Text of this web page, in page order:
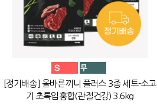
[정기배송] 올바른끼니 플러스 3종 세트-소고
기 초록입홍합(관절건강) 3.6kg